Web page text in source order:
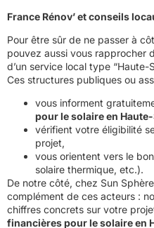
France Rénov’ et conseils
Pour être sûr de ne passer à
pouvez aussi vous rapprocher
d’un service local type “Haute-
Ces structures publiques ou
vous informent
pour le solaire en
vérifient votre éligibilité
projet,
vous orientent vers le
solaire thermique, etc.).
De notre côté, chez Sun
complément de ces acteurs :
chiffres concrets sur votre
financières pour le solaire en